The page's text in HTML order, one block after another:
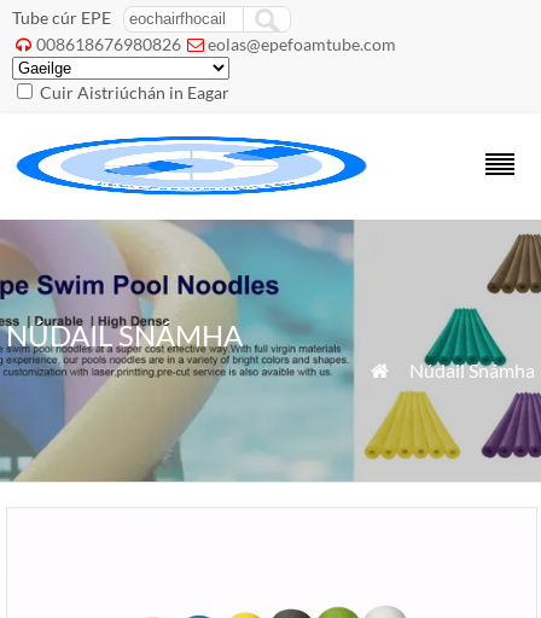
Tube cúr EPE
 008618676980826  eolas@epefoamtube.com
Cuir Aistriúchán in Eagar
NÚDAIL SNÁMHA
 Núdail Snámha